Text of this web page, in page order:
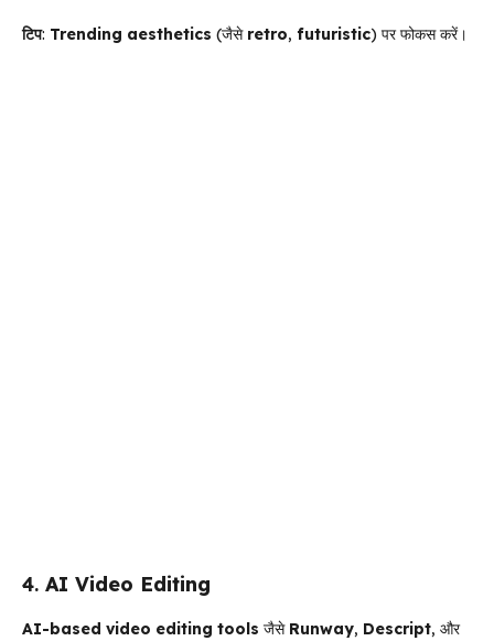
टिप: Trending aesthetics (जैसे retro, futuristic) पर फोकस करें।
4. AI Video Editing
AI-based video editing tools जैसे Runway, Descript, और